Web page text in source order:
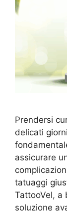
Prendersi
delicati
assicurare
tatuaggi
TattooVel, a
soluzione